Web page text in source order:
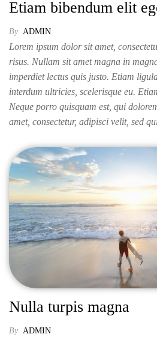
Etiam bibendum elit
By ADMIN
Lorem ipsum dolor sit amet,
risus. Nullam sit amet magna in
imperdiet lectus quis justo. Etiam
interdum ultricies, scelerisque eu.
Neque porro quisquam est, qui
amet, consectetur, adipisci velit, sed
Nulla turpis magna
By ADMIN